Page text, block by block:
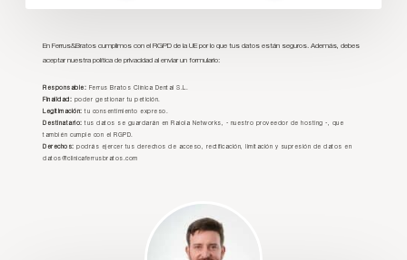
En Ferrus&Bratos cumplimos con el RGPD de la UE por lo que tus datos están seguros. Además, debes
aceptar nuestra política de privacidad al enviar un formulario:
Responsable: Ferrus Bratos Clínica Dental S.L.
Finalidad: poder gestionar tu petición.
Legitimación: tu consentimiento expreso.
Destinatario: tus datos se guardarán en Raiola Networks, - nuestro proveedor de hosting -, que
también cumple con el RGPD.
Derechos: podrás ejercer tus derechos de acceso, rectificación, limitación y supresión de datos en
datos@clinicaferrusbratos.com